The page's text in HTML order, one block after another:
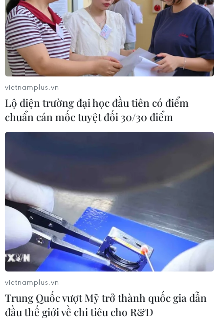
vietnamplus.vn
Lộ diện trường đại học đầu tiên có điểm
chuẩn cán mốc tuyệt đối 30/30 điểm
vietnamplus.vn
Trung Quốc vượt Mỹ trở thành quốc gia dẫn
đầu thế giới về chi tiêu cho R&D